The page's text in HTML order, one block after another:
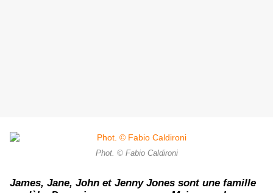
Phot. © Fabio Caldironi
James, Jane, John et Jenny Jones sont une famille